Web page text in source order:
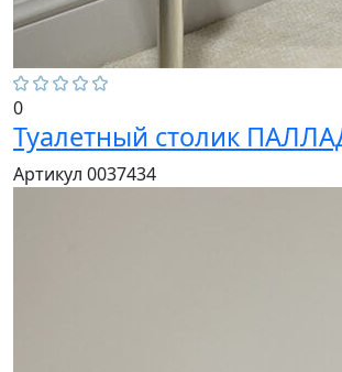
0
Туалетный столик
Артикул 0037434